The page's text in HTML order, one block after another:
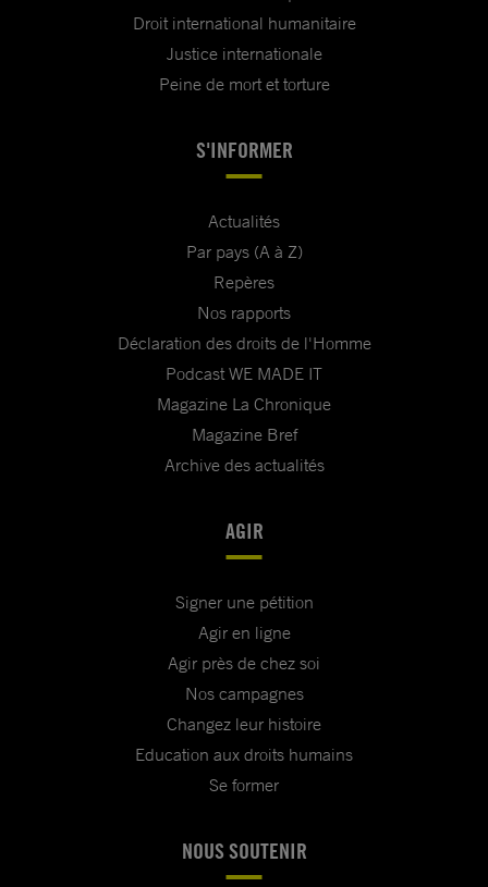
Droit international humanitaire
Justice internationale
Peine de mort et torture
S'INFORMER
Actualités
Par pays (A à Z)
Repères
Nos rapports
Déclaration des droits de l'Homme
Podcast WE MADE IT
Magazine La Chronique
Magazine Bref
Archive des actualités
AGIR
Signer une pétition
Agir en ligne
Agir près de chez soi
Nos campagnes
Changez leur histoire
Education aux droits humains
Se former
NOUS SOUTENIR